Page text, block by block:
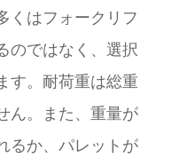
くはフォークリフ
のではなく、選択
す。耐荷重は総重
ん。また、重量が
るか、パレットが